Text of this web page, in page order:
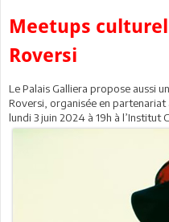
Meetups
Roversi
Le Palais Galliera propose aussi
Roversi, organisée en partenariat
lundi 3 juin 2024 à 19h à l’Institut